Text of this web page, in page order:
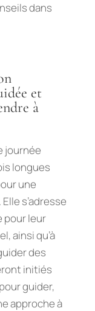
dans
et
à
journée
longues
une
s’adresse
pour leur
ainsi qu’à
des
initiés
guider,
approche à